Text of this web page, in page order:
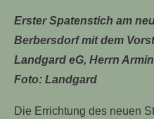
Erster Spatenstich am
Berbersdorf mit dem
Landgard eG, Herrn
Foto: Landgard
Die Errichtung des neuen